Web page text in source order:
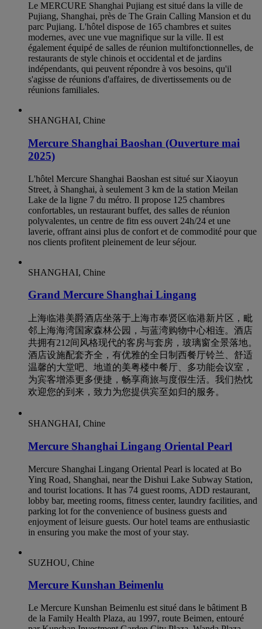
Le MERCURE Shanghai Pujiang est situé dans la ville de
Pujiang, Shanghai, près de The Grain Calling Mansion et du
parc Pujiang. L'hôtel dispose de 165 chambres et suites
modernes, avec une vue magnifique sur la ville. Il est
également équipé de salles de réunion multifonctionnelles, de
restaurants de style chinois et occidental et de jardins
indépendants, qui peuvent répondre à vos besoins, qu'il
s'agisse de réunions d'affaires, de divertissements ou de
réunions familiales.
SHANGHAI, Chine
Mercure Shanghai Baoshan (Ouverture mai
2025)
L'hôtel Mercure Shanghai Baoshan est situé sur Xiaoyun
Street, à Shanghai, à seulement 3 km de la station Meilan
Lake de la ligne 7 du métro. Il propose 125 chambres
confortables, un restaurant buffet, des salles de réunion
polyvalentes, un centre de fitn ess ouvert 24h/24 et une
laverie, offrant ainsi plus de confort et de commodité pour que
nos clients profitent pleinement de leur séjour.
SHANGHAI, Chine
Grand Mercure Shanghai Lingang
上海临港美爵酒店坐落于上海市奉贤区临港新片区，毗
邻上海海湾国家森林公园，与蓝湾购物中心相连。酒店
共拥有212间风格现代的客房与套房，玻璃窗全景落地。
酒店设施配套齐全，有优雅的全日制西餐厅铃兰、舒适
温馨的大堂吧、地道的美粤楼中餐厅、多功能会议室，
为宾客增添更多便捷，畅享商旅与度假生活。我们热忱
欢迎您的到来，致力为您提供宾至如归的服务。
SHANGHAI, Chine
Mercure Shanghai Lingang Oriental Pearl
Mercure Shanghai Lingang Oriental Pearl is located at Bo
Ying Road, Shanghai, near the Dishui Lake Subway Station,
and tourist locations. It has 74 guest rooms, ADD restaurant,
lobby bar, meeting rooms, fitness center, laundry facilities, and
parking lot for the convenience of business guests and
enjoyment of leisure guests. Our hotel teams are enthusiastic
in ensuring you make the most of your stay.
SUZHOU, Chine
Mercure Kunshan Beimenlu
Le Mercure Kunshan Beimenlu est situé dans le bâtiment B
de la Family Health Plaza, au 1997, route Beimen, entouré